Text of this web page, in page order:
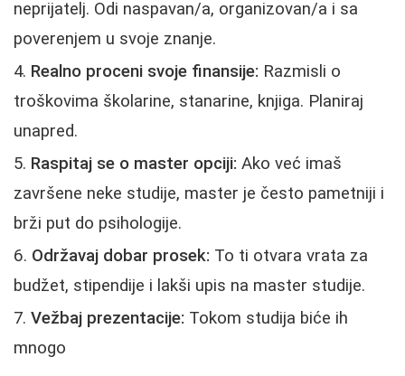
neprijatelj. Odi naspavan/a, organizovan/a i sa
poverenjem u svoje znanje.
Realno proceni svoje finansije: Razmisli o
troškovima školarine, stanarine, knjiga. Planiraj
unapred.
Raspitaj se o master opciji: Ako već imaš
završene neke studije, master je često pametniji i
brži put do psihologije.
Održavaj dobar prosek: To ti otvara vrata za
budžet, stipendije i lakši upis na master studije.
Vežbaj prezentacije: Tokom studija biće ih
mnogo